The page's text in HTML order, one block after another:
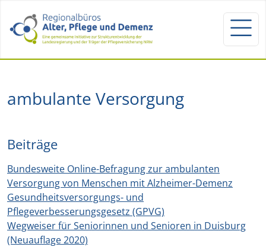
ambulante Versorgung
Beiträge
Bundesweite Online-Befragung zur ambulanten
Versorgung von Menschen mit Alzheimer-Demenz
Gesundheitsversorgungs- und
Pflegeverbesserungsgesetz (GPVG)
Wegweiser für Seniorinnen und Senioren in Duisburg
(Neuauflage 2020)